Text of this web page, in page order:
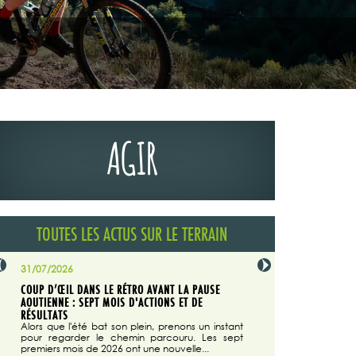
AGIR
TOUTES LES ACTUS SUR LE TERRAIN
du
31/07/2026
COUP D’ŒIL DANS LE RÉTRO AVANT LA PAUSE
AOUTIENNE : SEPT MOIS D'ACTIONS ET DE
RÉSULTATS
Alors que l'été bat son plein, prenons un instant
pour regarder le chemin parcouru. Les sept
premiers mois de 2026 ont une nouvelle...
29/07/2026